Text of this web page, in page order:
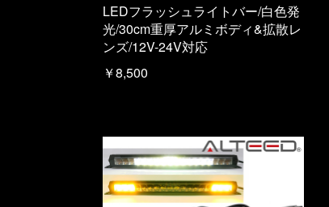
LEDフラッシュライトバー/白色発
光/30cm重厚アルミボディ&拡散レ
ンズ/12V-24V対応
￥8,500